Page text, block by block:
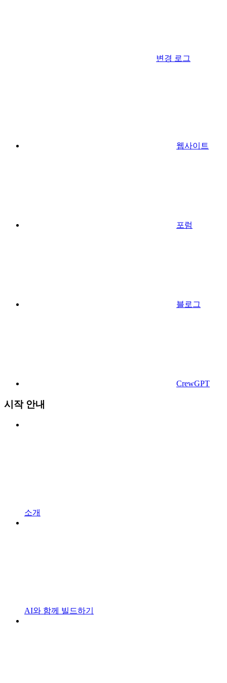
변경 로그
웹사이트
포럼
블로그
CrewGPT
시작 안내
소개
AI와 함께 빌드하기